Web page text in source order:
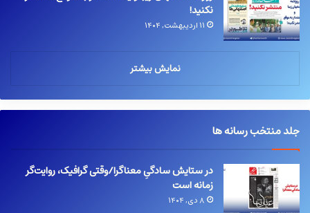
نکنید!
۱۱ اردیبهشت, ۱۴۰۴
نمایش بیشتر
جلد منتخب رسانه ها
در ستایش سادگیِ معناگرا/وقتی گرافیک، روایت‌گر
زمانه است
۸ دی, ۱۴۰۴